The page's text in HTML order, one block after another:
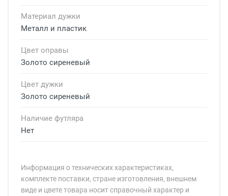
Материал дужки
Металл и пластик
Цвет оправы
Золото сиреневый
Цвет дужки
Золото сиреневый
Наличие футляра
Нет
Информация о технических характеристиках,
комплекте поставки, стране изготовления, внешнем
виде и цвете товара носит справочный характер и